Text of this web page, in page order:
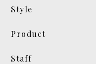
Style
Product
Staff